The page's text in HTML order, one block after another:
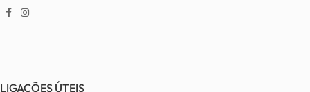
LIGAÇÕES ÚTEIS